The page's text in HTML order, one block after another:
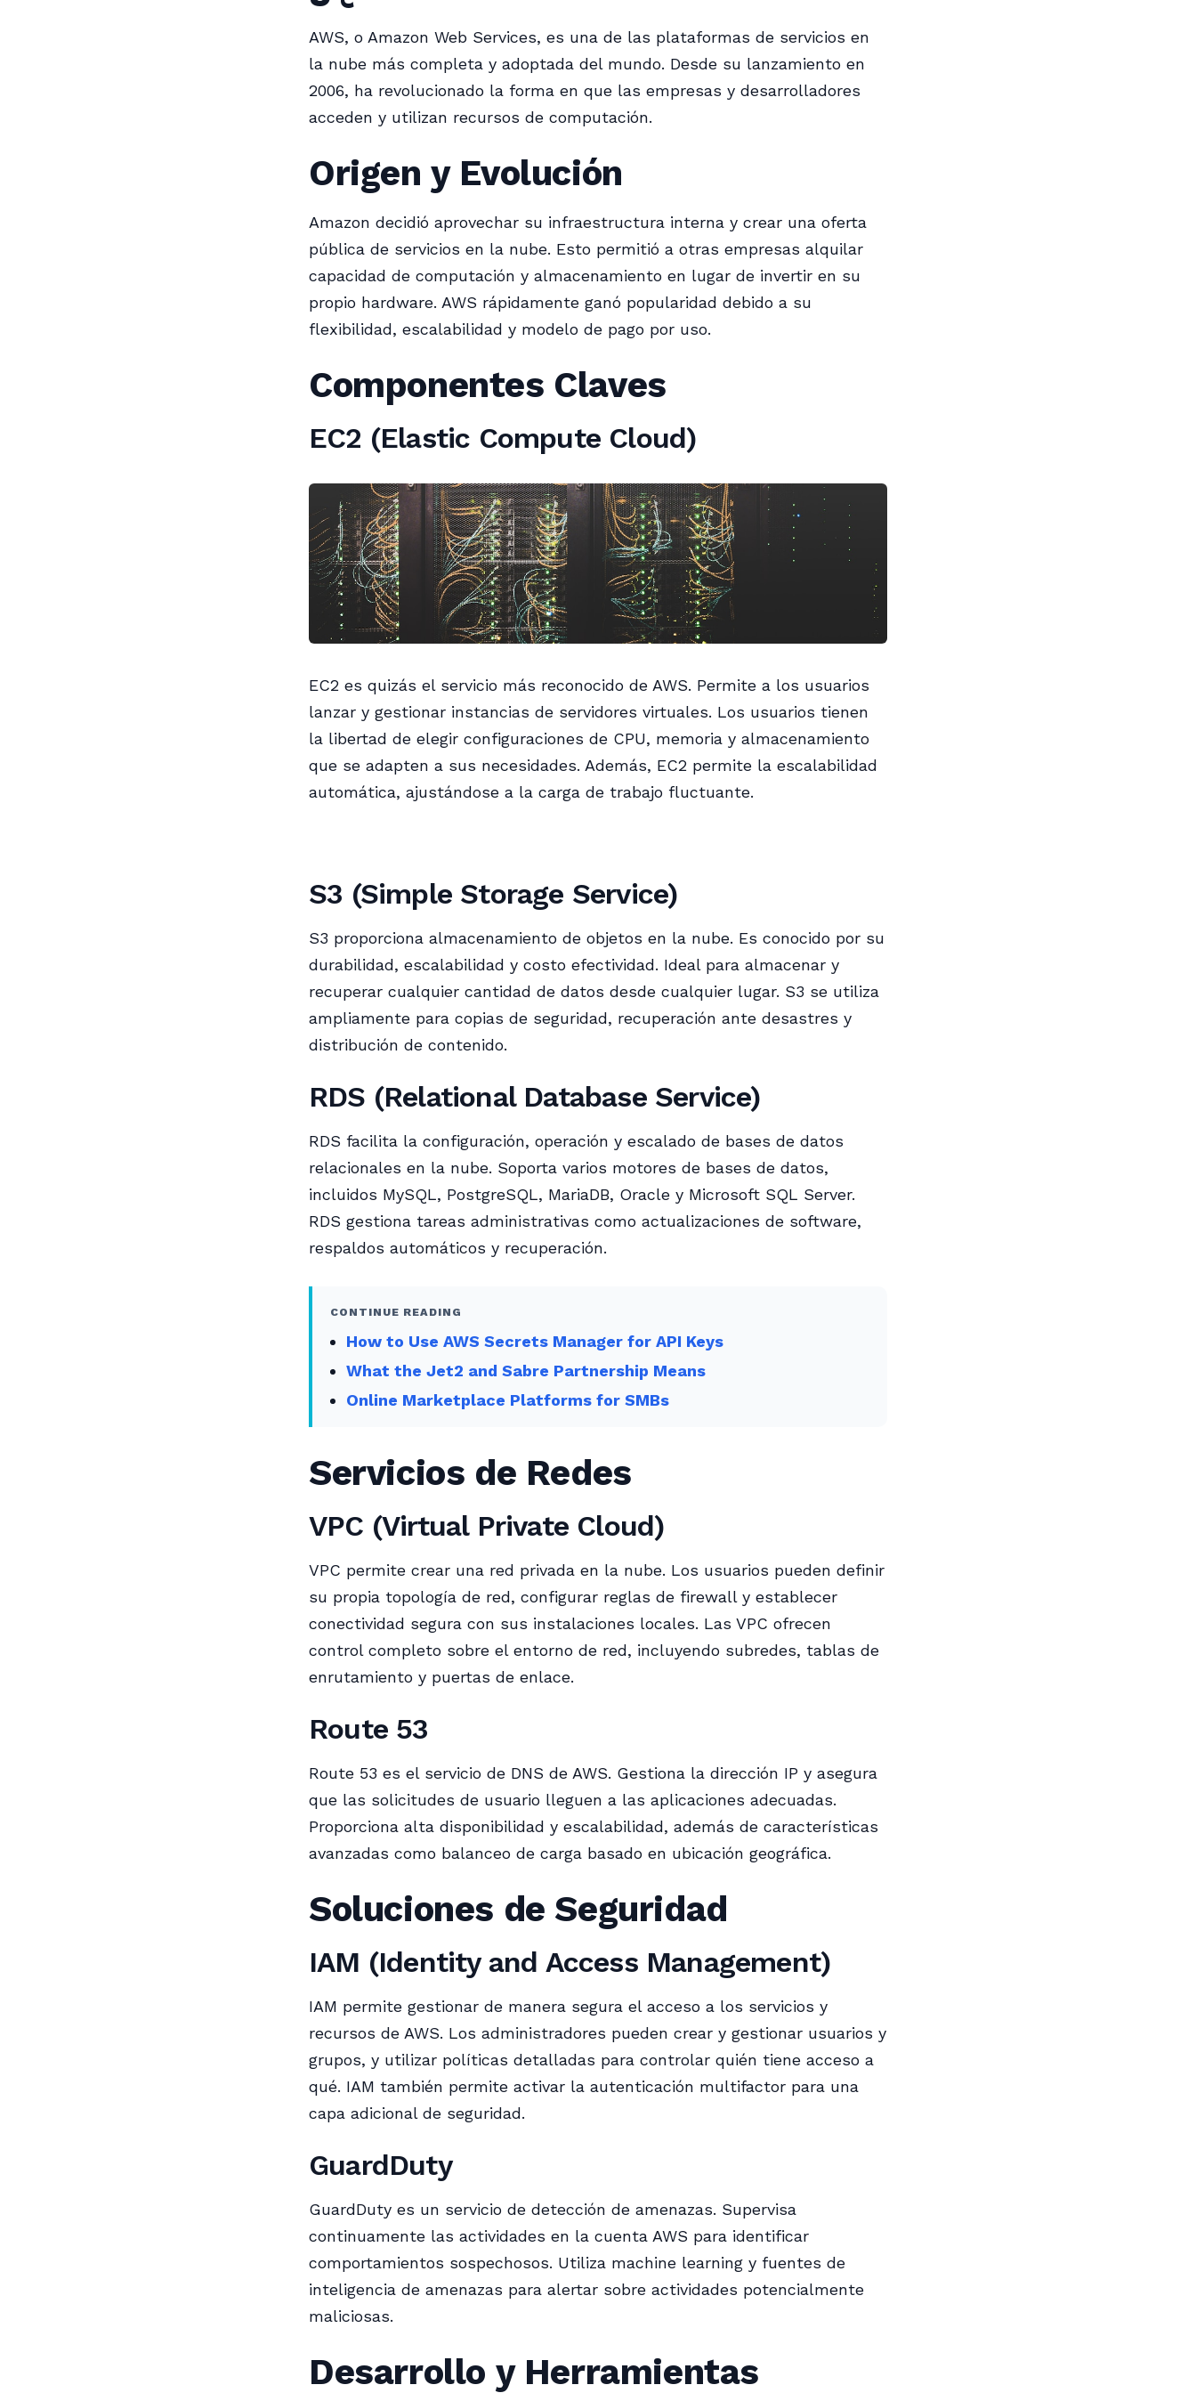
AWS, o Amazon Web Services, es una de las plataformas de servicios en
la nube más completa y adoptada del mundo. Desde su lanzamiento en
2006, ha revolucionado la forma en que las empresas y desarrolladores
acceden y utilizan recursos de computación.
Origen y Evolución
Amazon decidió aprovechar su infraestructura interna y crear una oferta
pública de servicios en la nube. Esto permitió a otras empresas alquilar
capacidad de computación y almacenamiento en lugar de invertir en su
propio hardware. AWS rápidamente ganó popularidad debido a su
flexibilidad, escalabilidad y modelo de pago por uso.
Componentes Claves
EC2 (Elastic Compute Cloud)
EC2 es quizás el servicio más reconocido de AWS. Permite a los usuarios
lanzar y gestionar instancias de servidores virtuales. Los usuarios tienen
la libertad de elegir configuraciones de CPU, memoria y almacenamiento
que se adapten a sus necesidades. Además, EC2 permite la escalabilidad
automática, ajustándose a la carga de trabajo fluctuante.
S3 (Simple Storage Service)
S3 proporciona almacenamiento de objetos en la nube. Es conocido por su
durabilidad, escalabilidad y costo efectividad. Ideal para almacenar y
recuperar cualquier cantidad de datos desde cualquier lugar. S3 se utiliza
ampliamente para copias de seguridad, recuperación ante desastres y
distribución de contenido.
RDS (Relational Database Service)
RDS facilita la configuración, operación y escalado de bases de datos
relacionales en la nube. Soporta varios motores de bases de datos,
incluidos MySQL, PostgreSQL, MariaDB, Oracle y Microsoft SQL Server.
RDS gestiona tareas administrativas como actualizaciones de software,
respaldos automáticos y recuperación.
CONTINUE READING
How to Use AWS Secrets Manager for API Keys
What the Jet2 and Sabre Partnership Means
Online Marketplace Platforms for SMBs
Servicios de Redes
VPC (Virtual Private Cloud)
VPC permite crear una red privada en la nube. Los usuarios pueden definir
su propia topología de red, configurar reglas de firewall y establecer
conectividad segura con sus instalaciones locales. Las VPC ofrecen
control completo sobre el entorno de red, incluyendo subredes, tablas de
enrutamiento y puertas de enlace.
Route 53
Route 53 es el servicio de DNS de AWS. Gestiona la dirección IP y asegura
que las solicitudes de usuario lleguen a las aplicaciones adecuadas.
Proporciona alta disponibilidad y escalabilidad, además de características
avanzadas como balanceo de carga basado en ubicación geográfica.
Soluciones de Seguridad
IAM (Identity and Access Management)
IAM permite gestionar de manera segura el acceso a los servicios y
recursos de AWS. Los administradores pueden crear y gestionar usuarios y
grupos, y utilizar políticas detalladas para controlar quién tiene acceso a
qué. IAM también permite activar la autenticación multifactor para una
capa adicional de seguridad.
GuardDuty
GuardDuty es un servicio de detección de amenazas. Supervisa
continuamente las actividades en la cuenta AWS para identificar
comportamientos sospechosos. Utiliza machine learning y fuentes de
inteligencia de amenazas para alertar sobre actividades potencialmente
maliciosas.
Desarrollo y Herramientas